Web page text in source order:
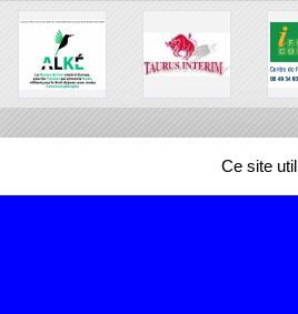
Ce site